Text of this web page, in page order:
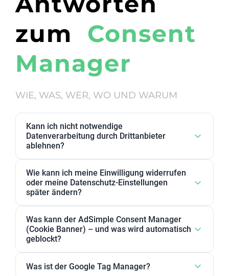
zum Consent
Manager
WIE, WAS, WER, WO UND WARUM
Kann ich nicht notwendige
Datenverarbeitung durch Drittanbieter
ablehnen?
nicht notwendig eingestuft haben, kann in den
Datenschutz-Einstellungen abgelehnt werden. Sie
Zweckgruppen akzeptieren oder ablehnen.
Wie kann ich meine Einwilligung widerrufen
oder meine Datenschutz-Einstellungen
später ändern?
ändern. Außerdem können Sie Ihre Zustimmung
jederzeit widerrufen, indem Sie Ihre Einwilligungen
Was kann der AdSimple Consent Manager
(Cookie Banner) – und was wird automatisch
geblockt?
JavaScript-Lösung oder WordPress-Plugin verfügbar
Was ist der Google Tag Manager?